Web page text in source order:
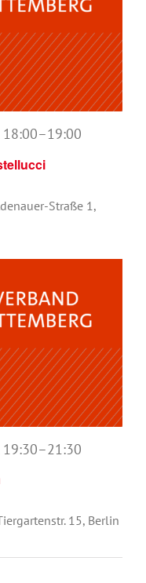
–19:00
Straße 1,
–21:30
15, Berlin